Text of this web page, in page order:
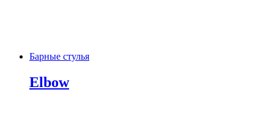
Барные стулья
Elbow